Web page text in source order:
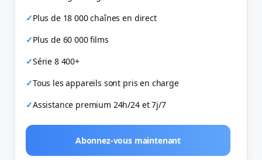
Plus de 18 000 chaînes en direct
Plus de 60 000 films
Série 8 400+
Tous les appareils sont pris en charge
Assistance premium 24h/24 et 7j/7
Abonnez-vous maintenant